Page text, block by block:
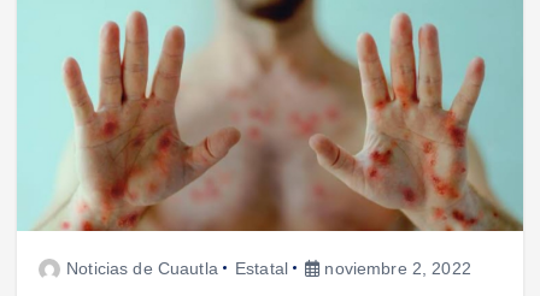
Noticias de Cuautla Estatal noviembre 2, 2022